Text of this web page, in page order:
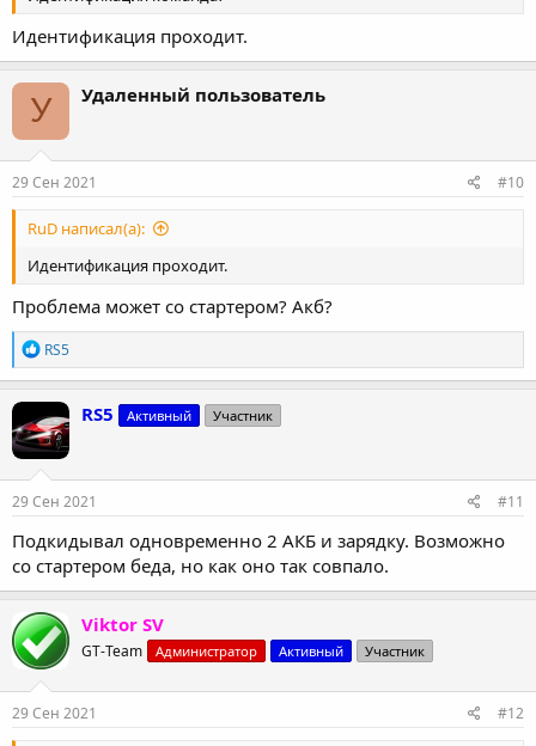
Идентификация проходит.
У Удаленный пользователь
29 Сен 2021 #10
RuD написал(а):
Идентификация проходит.
Проблема может со стартером? Акб?
Р
е
а
к
ц
и
и
:
RS5
RS5 Активный Участник
29 Сен 2021 #11
Подкидывал одновременно 2 АКБ и зарядку. Возможно
со стартером беда, но как оно так совпало.
Viktor SV
GT-Team Администратор Активный Участник
29 Сен 2021 #12